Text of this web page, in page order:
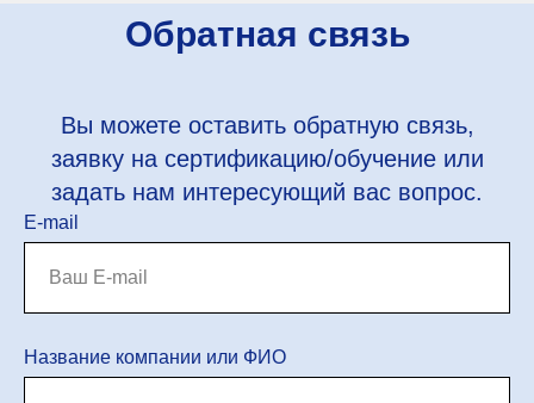
Обратная связь
Вы можете оставить обратную связь,
заявку на сертификацию/обучение или
задать нам интересующий вас вопрос.
E-mail
Название компании или ФИО